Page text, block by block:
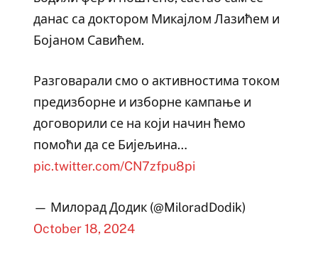
данас са доктором Микајлом Лазићем и
Бојаном Савићем.
Разговарали смо о активностима током
предизборне и изборне кампање и
договорили се на који начин ћемо
помоћи да се Бијељина…
pic.twitter.com/CN7zfpu8pi
— Милорад Додик (@MiloradDodik)
October 18, 2024